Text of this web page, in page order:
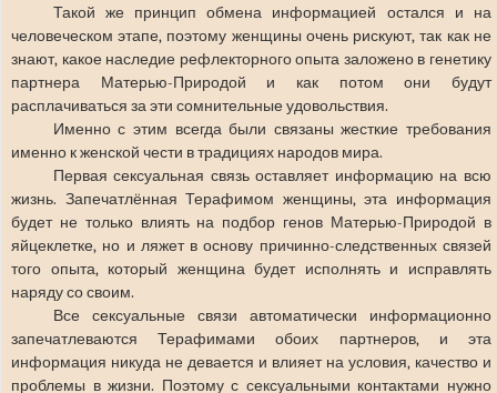
Такой же принцип обмена информацией остался и на
человеческом этапе, поэтому женщины очень рискуют, так как не
знают, какое наследие рефлекторного опыта заложено в генетику
партнера Матерью-Природой и как потом они будут
расплачиваться за эти сомнительные удовольствия.
Именно с этим всегда были связаны жесткие требования
именно к женской чести в традициях народов мира.
Первая сексуальная связь оставляет информацию на всю
жизнь. Запечатлённая Терафимом женщины, эта информация
будет не только влиять на подбор генов Матерью-Природой в
яйцеклетке, но и ляжет в основу причинно-следственных связей
того опыта, который женщина будет исполнять и исправлять
наряду со своим.
Все сексуальные связи автоматически информационно
запечатлеваются Терафимами обоих партнеров, и эта
информация никуда не девается и влияет на условия, качество и
проблемы в жизни. Поэтому с сексуальными контактами нужно